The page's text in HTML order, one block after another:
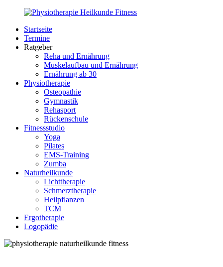
Zurück
Inhalt
PhysioMed-
Fit.de
Gesundheit
Startseite
Termine
Ratgeber
Reha und Ernährung
Muskelaufbau und Ernährung
Ernährung ab 30
Physiotherapie
Osteopathie
Gymnastik
Rehasport
Rückenschule
Fitnessstudio
Yoga
Pilates
EMS-Training
Zumba
Naturheilkunde
Lichttherapie
Schmerztherapie
Heilpflanzen
TCM
Ergotherapie
Logopädie